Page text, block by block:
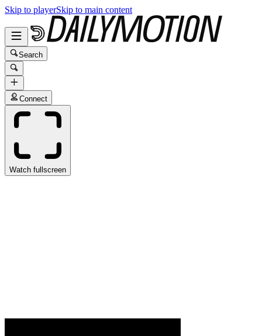
Skip to playerSkip to main content
Search
Connect
Watch fullscreen